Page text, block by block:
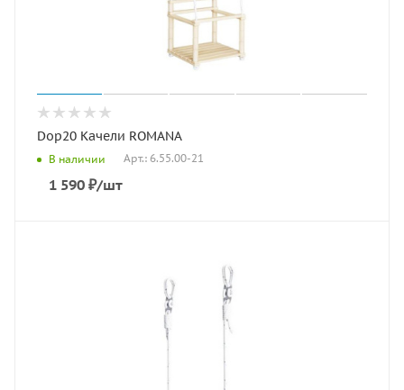
Dop20 Качели ROMANA
В наличии Арт.: 6.55.00-21
1 590 ₽/шт